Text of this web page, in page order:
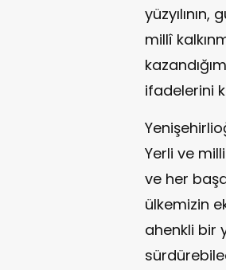
millî
ifadelerini
Yerli ve
ve her
ülkemizin
ahenkli bir